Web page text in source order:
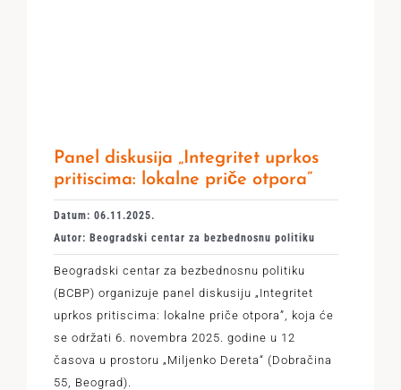
Panel diskusija „Integritet uprkos
pritiscima: lokalne priče otpora”
Datum: 06.11.2025.
Autor: Beogradski centar za bezbednosnu politiku
Beogradski centar za bezbednosnu politiku
(BCBP) organizuje panel diskusiju „Integritet
uprkos pritiscima: lokalne priče otpora”, koja će
se održati 6. novembra 2025. godine u 12
časova u prostoru „Miljenko Dereta“ (Dobračina
55, Beograd).